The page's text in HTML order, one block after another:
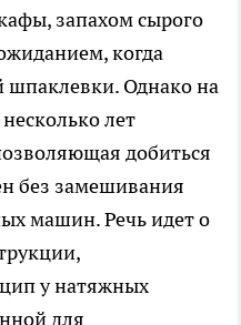
запахом сырого
когда
шпаклевки. Однако на
лет
добиться
без замешивания
машин. Речь идет о
у натяжных
для